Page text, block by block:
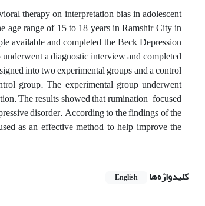
therapy on interpretation bias in adolescent
age range of 15 to 18 years in Ramshir City in
available and completed the Beck Depression
a diagnostic interview and completed
into two experimental groups and a control
group. The experimental group underwent
Theresults showed that rumination-focused
disorder.According to the findings of the
as an effective method to help improve the
کلیدواژه‌ها
English